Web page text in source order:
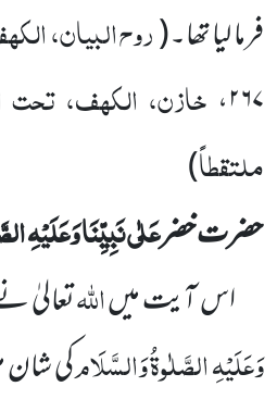
فرما لیا تھا۔(روح البیان،
۲۶۷، خازن، الکھف، تحت
ملتقطاً)
حضرت خضرعَلٰی نَبِیِّنَا وَعَلَیْہِ
اس آیت میںاللّٰہتعالیٰ
وَعَلَیْہِ الصَّلٰوۃُ وَالسَّلَامکی شان